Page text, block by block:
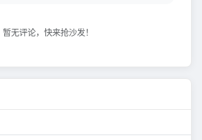
暂无评论，快来抢沙发！